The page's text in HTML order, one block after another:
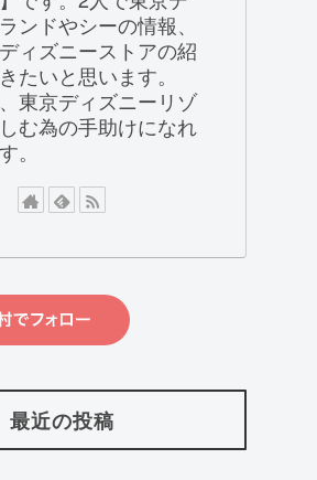
ンドやシーの情報、
ィズニーストアの紹
たいと思います。
東京ディズニーリゾ
む為の手助けになれ
。
最近の投稿